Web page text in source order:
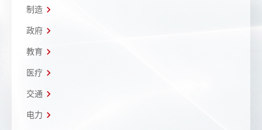
制造
政府
教育
医疗
交通
电力